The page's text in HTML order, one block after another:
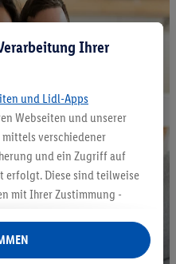
Ihrer
und Lidl-Apps
Webseiten und unserer
mittels verschiedener
und ein Zugriff auf
erfolgt. Diese sind teilweise
mit Ihrer Zustimmung -
mit dem IAB TCF